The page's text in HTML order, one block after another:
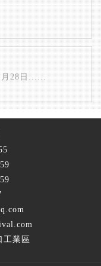
28日......
工業區